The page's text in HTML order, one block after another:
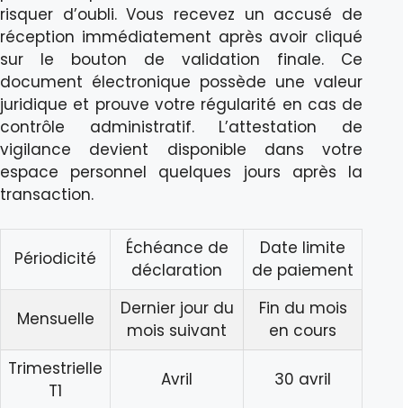
risquer d’oubli. Vous recevez un accusé de
réception immédiatement après avoir cliqué
sur le bouton de validation finale. Ce
document électronique possède une valeur
juridique et prouve votre régularité en cas de
contrôle administratif. L’attestation de
vigilance devient disponible dans votre
espace personnel quelques jours après la
transaction.
Périodicité
Échéance de
déclaration
Date limite
de paiement
Mensuelle
Dernier jour du
mois suivant
Fin du mois
en cours
Trimestrielle
T1
Avril 30 avril